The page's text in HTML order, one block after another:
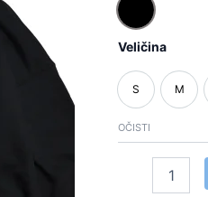
Crna
Veličina
S
S
M
M
OČISTI